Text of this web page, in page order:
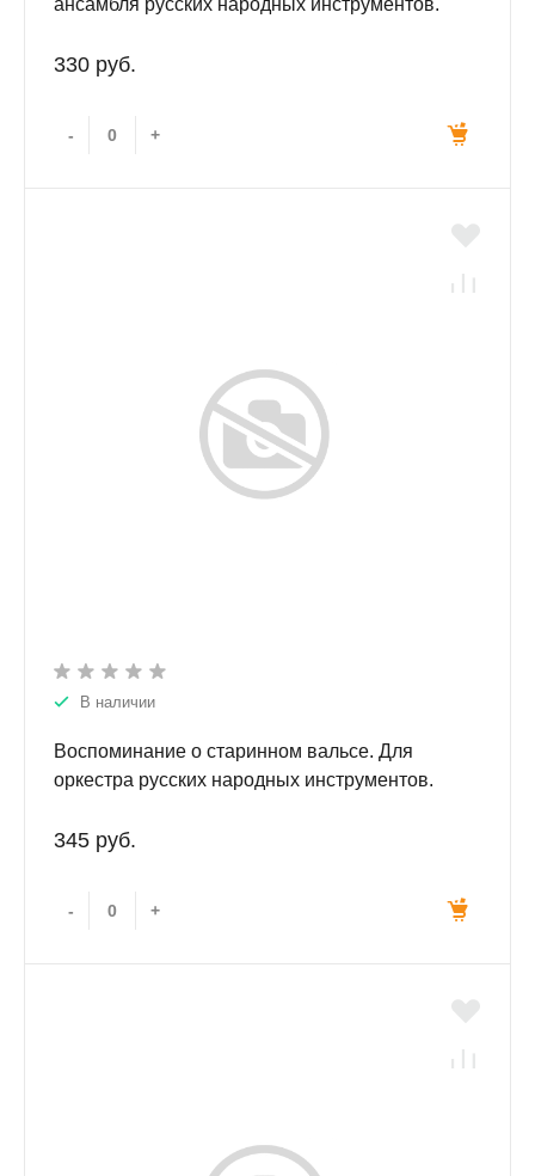
ансамбля русских народных инструментов.
330 руб.
- +
В наличии
Воспоминание о старинном вальсе. Для
оркестра русских народных инструментов.
(партии).
345 руб.
- +